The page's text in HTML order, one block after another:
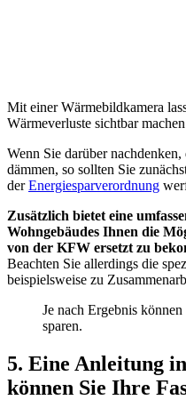
Mit einer Wärmebildkamera
Wärmeverluste sichtbar
Wenn Sie darüber nachdenken,
dämmen, so sollten Sie
derEnergiesparverordnung
Zusätzlich bietet eine
Wohngebäudes Ihnen die
von der KFW ersetzt zu
Beachten Sie allerdings die
beispielsweise zu
Je nach Ergebnis
sparen.
5. Eine Anleitung
können Sie Ihre